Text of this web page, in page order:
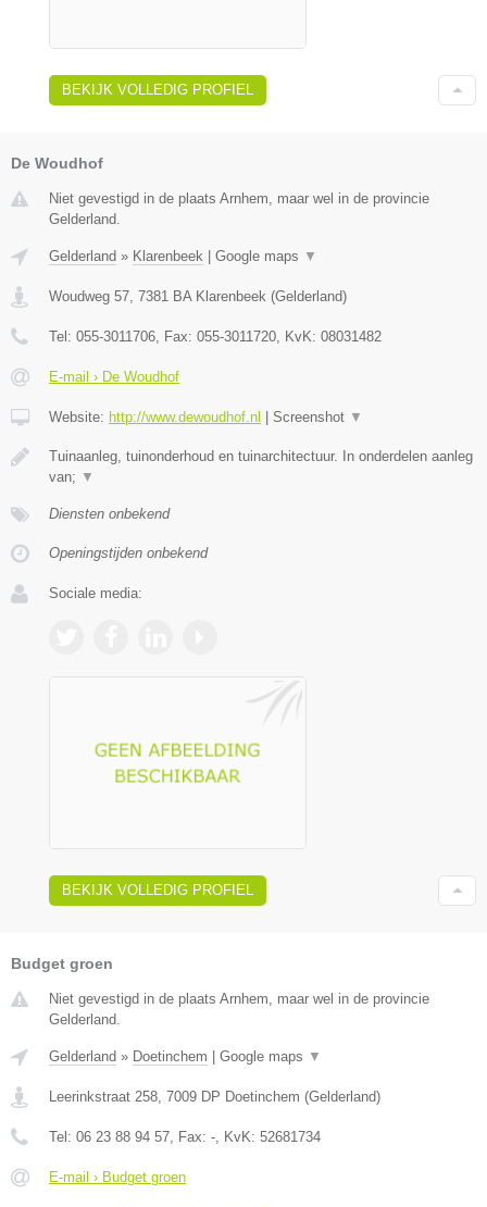
BEKIJK VOLLEDIG PROFIEL
De Woudhof
Niet gevestigd in de plaats Arnhem, maar wel in de provincie
Gelderland.
Gelderland » Klarenbeek Google maps ▼
Woudweg 57 7381 BA Klarenbeek (Gelderland)
Tel: 055-3011706 , Fax: 055-3011720 , KvK: 08031482
E-mail › De Woudhof
Website: http://www.dewoudhof.nl Screenshot ▼
Tuinaanleg, tuinonderhoud en tuinarchitectuur. In onderdelen aanleg
van; ▼
Diensten onbekend
Openingstijden onbekend
Sociale media:
BEKIJK VOLLEDIG PROFIEL
Budget groen
Niet gevestigd in de plaats Arnhem, maar wel in de provincie
Gelderland.
Gelderland » Doetinchem | Google maps ▼
Leerinkstraat 258 7009 DP Doetinchem (Gelderland)
Tel: 06 23 88 94 57 , Fax: - , KvK: 52681734
E-mail › Budget groen